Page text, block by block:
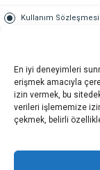
En iyi deneyimleri
erişmek amacıyla
izin vermek, bu
verileri işlememize
çekmek, belirli
Kullanım Sözleşmesi
Gold üyelik nedir
Kariyer